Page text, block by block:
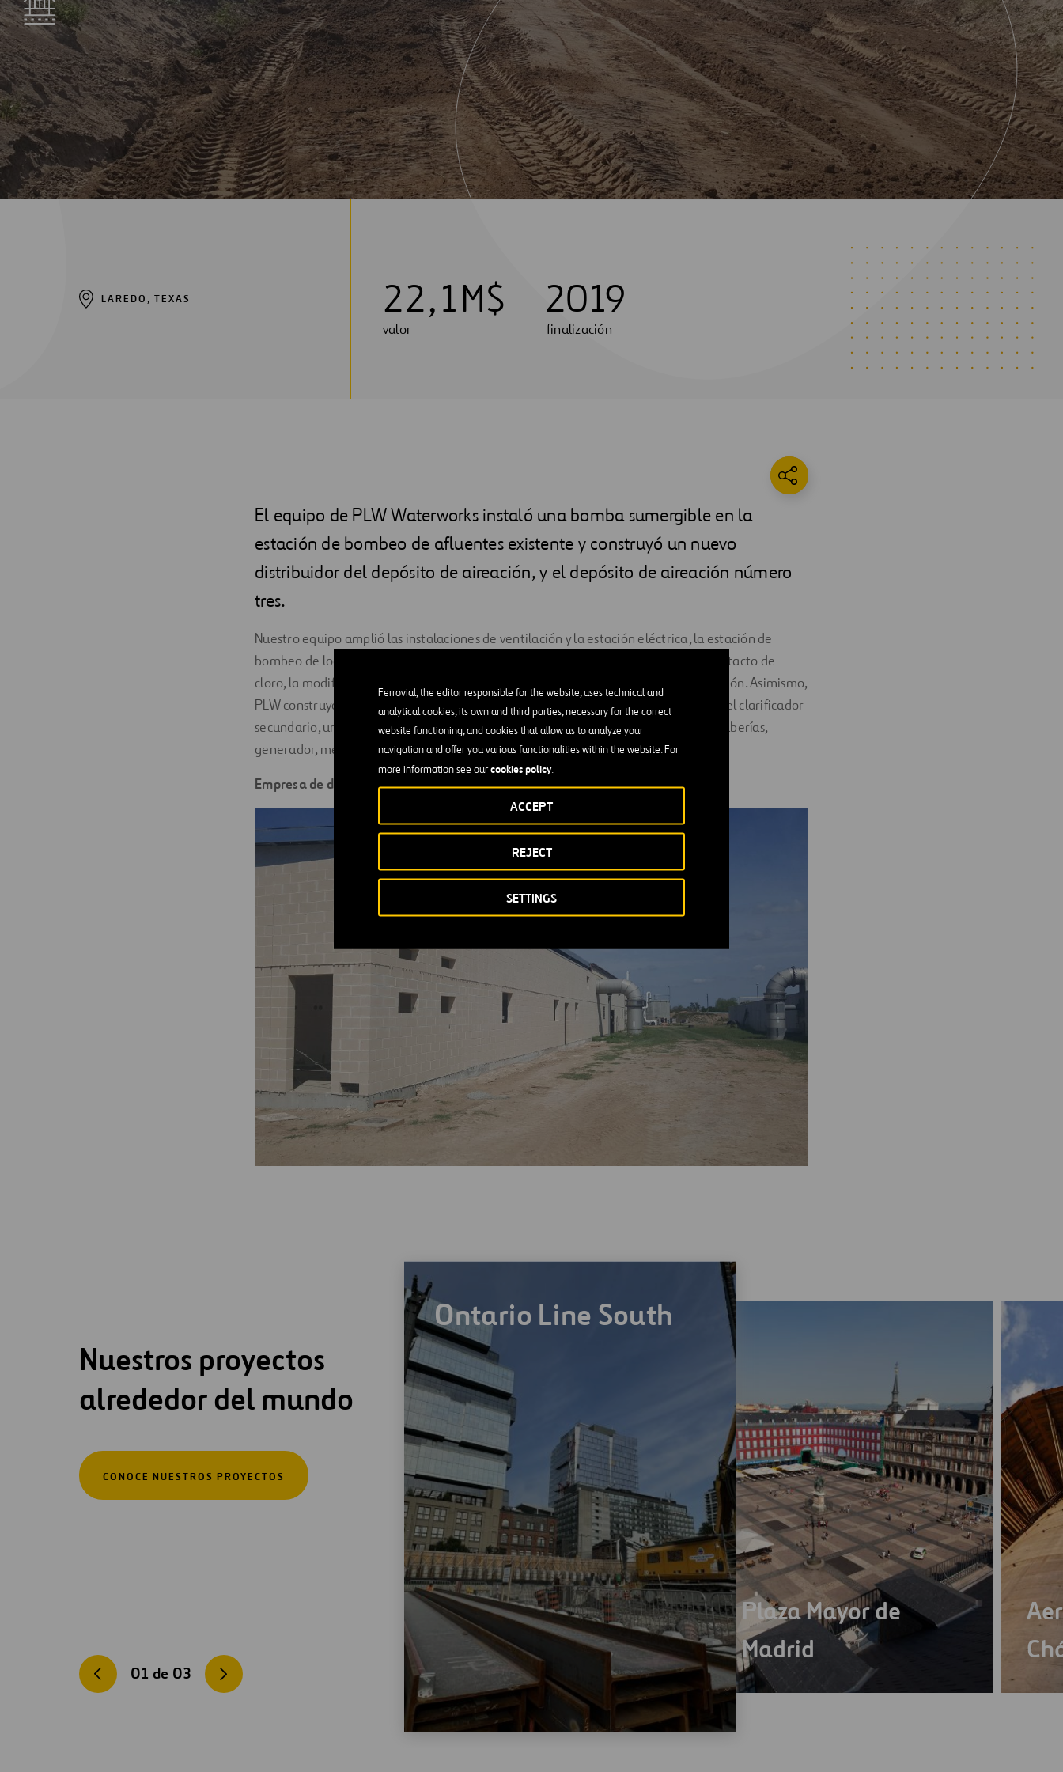
Ferrovial, the editor responsible for the website, uses technical and
analytical cookies, its own and third parties, necessary for the correct
website functioning, and cookies that allow us to analyze your
navigation and offer you various functionalities within the website. For
more information see ourcookies policy.
SETTINGS
REJECT
ACCEPT
Digitalización
Automatización
Ingeniería
LAREDO, TEXAS 22,1M$
valor
2019
finalización
El equipo de PLW Waterworks instaló una bomba sumergible en la
estación de bombeo de afluentes existente y construyó un nuevo
distribuidor del depósito de aireación, y el depósito de aireación número
tres.
Nuestro equipo amplió las instalaciones de ventilación y la estación eléctrica, la estación de
bombeo de lodos activados de retorno (RAS) con nuevas bombas, el depósito de contacto de
cloro, la modificación del almacenamiento de cloro y las instalaciones de alimentación. Asimismo,
PLW construyó un nuevo clarificador secundario (número cuatro) y un distribuidor del clarificador
secundario, una instalación de muestras de efluentes, y todas las obras asociadas: tuberías,
generador, mejoras eléctricas y de control.
Empresa de diseño de ingeniería :CDM Smith
Nuestros proyectos
alrededor del mundo
CONOCE NUESTROS PROYECTOS
01 de 03
Ontario Line South
Plaza Mayor de
Madrid